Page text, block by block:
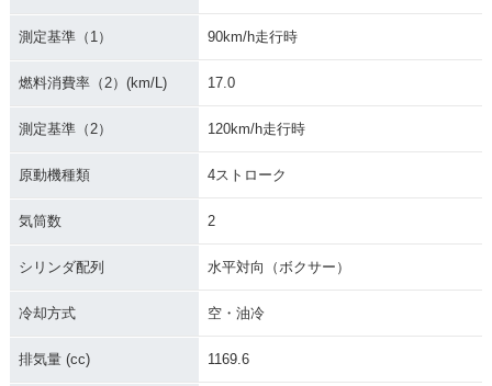
測定基準（1） 90km/h走行時
燃料消費率（2）(km/L) 17.0
測定基準（2） 120km/h走行時
原動機種類 4ストローク
気筒数 2
シリンダ配列 水平対向（ボクサー）
冷却方式 空・油冷
排気量 (cc) 1169.6